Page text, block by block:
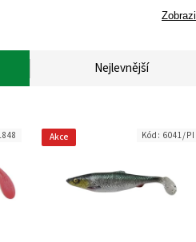
Nejlevnější
Akce Kód: 6041/